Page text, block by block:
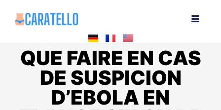
QUE FAIRE EN CAS
DE SUSPICION
D’EBOLA EN